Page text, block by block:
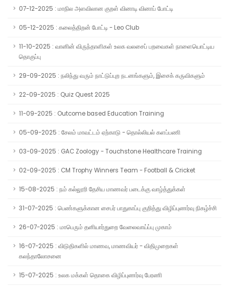
07-12-2025 : மாநில அளவிலான குறள் வினாடி வினாப் போட்டி
05-12-2025 : கலைத்திறன் போட்டி - Leo Club
11-10-2025 : வானின் விருந்தாளிகள் உலக வலசைப் பறவைகள் நாளையொட்டிய
தொகுப்பு
29-09-2025 : நலிந்து வரும் நாட்டுப்புற நடனங்களும், இசைக் கருவிகளும்
22-09-2025 : Quiz Quest 2025
11-09-2025 : Outcome based Education Training
05-09-2025 : சேலம் மாவட்டம் ஏற்காடு - தொல்லியல் களப்பணி
03-09-2025 : GAC Zoology - Touchstone Healthcare Training
02-09-2025 : CM Trophy Winners Team - Football & Cricket
15-08-2025 : நம் கல்லூரி தேசிய மாணவர் படைக்கு வாழ்த்துக்கள்
31-07-2025 : பெண்களுக்கான சைபர் பாதுகாப்பு குறித்து விழிப்புணர்வு நிகழ்ச்சி
26-07-2025 : மாபெரும் தனியார்துறை வேலைவாய்ப்பு முகாம்
16-07-2025 : விடுதிகளில் மாணவ, மாணவியர் - விதிமுறைகள்
கலந்தாலோசனை
15-07-2025 : உலக மக்கள் தொகை விழிப்புணர்வு பேரணி